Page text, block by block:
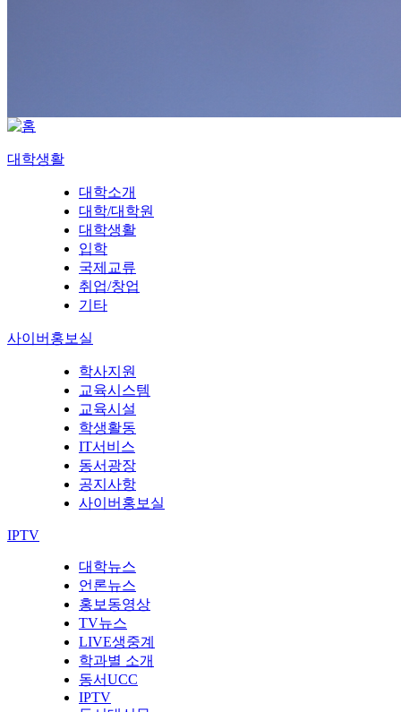
대학생활
대학소개
대학/대학원
대학생활
입학
국제교류
취업/창업
기타
사이버홍보실
학사지원
교육시스템
교육시설
학생활동
IT서비스
동서광장
공지사항
사이버홍보실
IPTV
대학뉴스
언론뉴스
홍보동영상
TV뉴스
LIVE생중계
학과별 소개
동서UCC
IPTV